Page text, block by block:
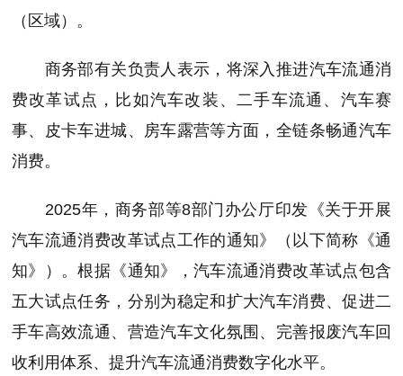
（区域）。
商务部有关负责人表示，将深入推进汽车流通消
费改革试点，比如汽车改装、二手车流通、汽车赛
事、皮卡车进城、房车露营等方面，全链条畅通汽车
消费。
2025年，商务部等8部门办公厅印发《关于开展
汽车流通消费改革试点工作的通知》（以下简称《通
知》）。根据《通知》，汽车流通消费改革试点包含
五大试点任务，分别为稳定和扩大汽车消费、促进二
手车高效流通、营造汽车文化氛围、完善报废汽车回
收利用体系、提升汽车流通消费数字化水平。